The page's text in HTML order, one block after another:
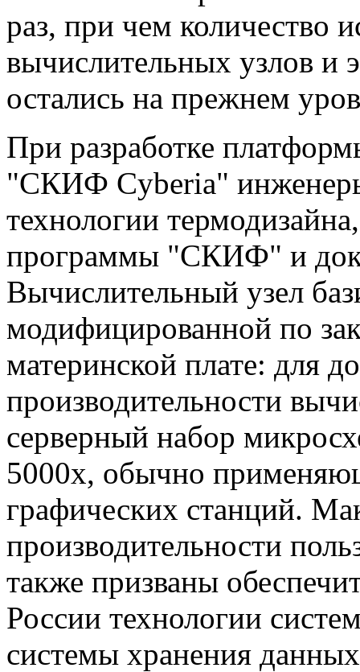
раз, при чем количество
вычислительных узлов и
остались на прежнем
При разработке
"СКИФ Cyberia"
технологии
программы "СКИФ" и
Вычислительный узел
модифицированной по
материнской плате: для
производительности
серверный набор
5000x, обычно
графических станций.
производительности
также призваны
России технологии
системы хранения